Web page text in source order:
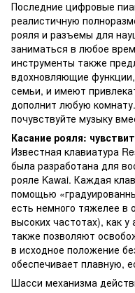
Последние цифровые
реалистичную
рояля и разъемы для
заниматься в любое
инструменты также
вдохновляющие
семьи, и имеют
дополнит любую
почувствуйте музыку
Касание рояля:
Известная клавиатура
была разработана для
рояле Kawai. Каждая
помощью
есть немного тяжелее в
высоких частотах), как
также позволяют
в исходное положение
обеспечивает плавную,
Шасси механизма